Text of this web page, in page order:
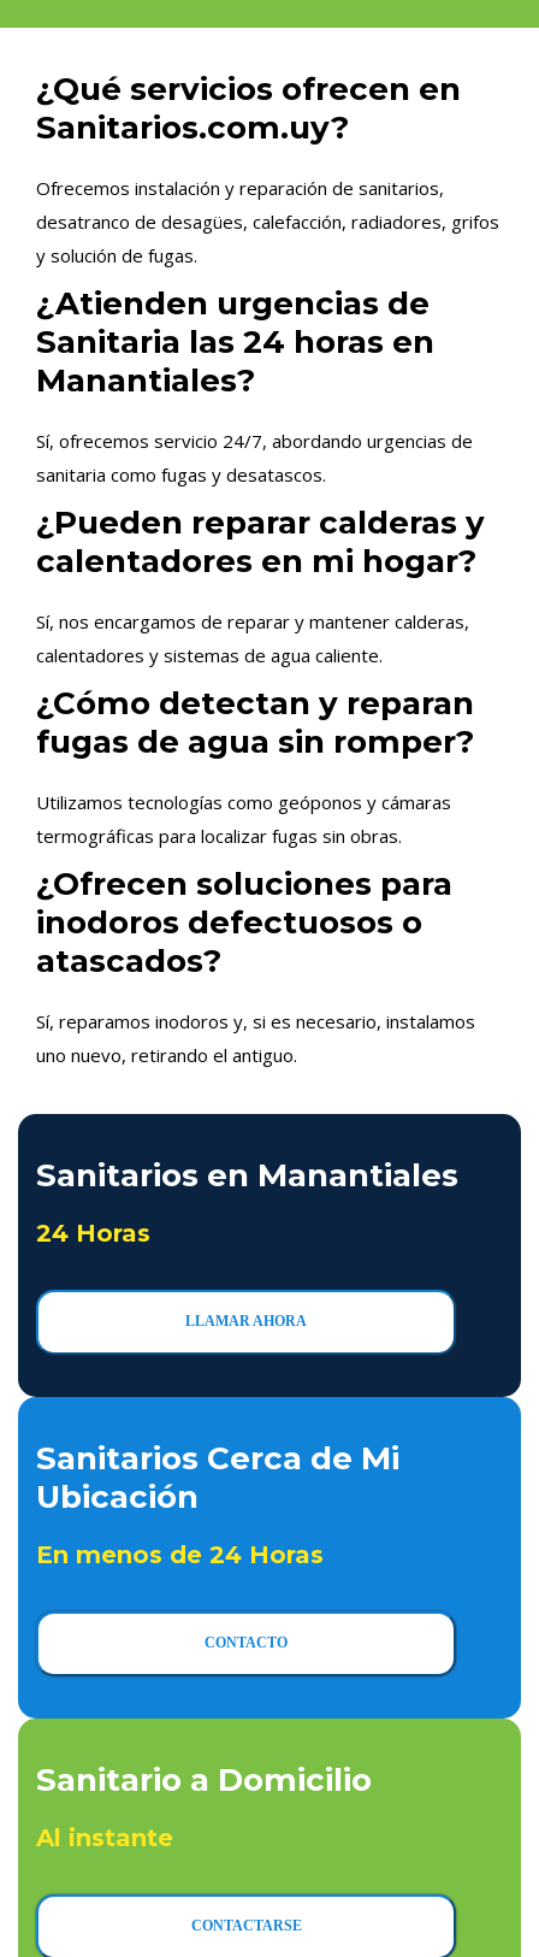
¿Qué servicios ofrecen en
Sanitarios.com.uy?
Ofrecemos instalación y reparación de sanitarios,
desatranco de desagües, calefacción, radiadores, grifos
y solución de fugas.
¿Atienden urgencias de
Sanitaria las 24 horas en
Manantiales?
Sí, ofrecemos servicio 24/7, abordando urgencias de
sanitaria como fugas y desatascos.
¿Pueden reparar calderas y
calentadores en mi hogar?
Sí, nos encargamos de reparar y mantener calderas,
calentadores y sistemas de agua caliente.
¿Cómo detectan y reparan
fugas de agua sin romper?
Utilizamos tecnologías como geóponos y cámaras
termográficas para localizar fugas sin obras.
¿Ofrecen soluciones para
inodoros defectuosos o
atascados?
Sí, reparamos inodoros y, si es necesario, instalamos
uno nuevo, retirando el antiguo.
Sanitarios en Manantiales
24 Horas
LLAMAR AHORA
Sanitarios Cerca de Mi
Ubicación
En menos de 24 Horas
CONTACTO
Sanitario a Domicilio
Al instante
CONTACTARSE